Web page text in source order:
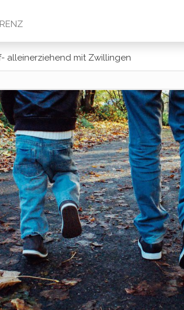
alleinerziehend mit Zwillingen